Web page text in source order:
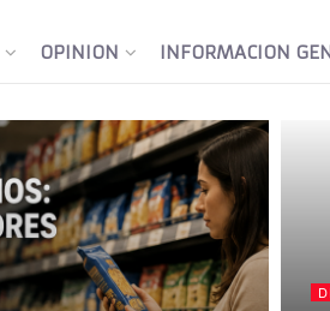
OPINION INFORMACION